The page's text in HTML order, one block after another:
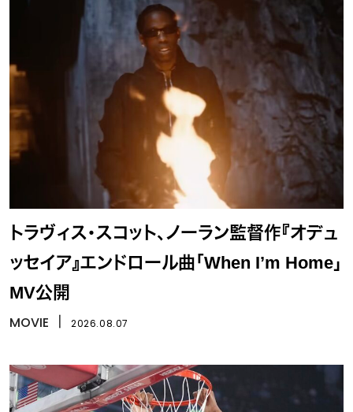
トラヴィス・スコット、ノーラン監督作『オデュ
ッセイア』エンドロール曲「When I’m Home」
MV公開
MOVIE 2026.08.07